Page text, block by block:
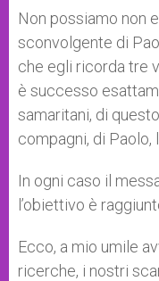
Non possiamo non
sconvolgente di
che egli ricorda tre
è successo
samaritani, di
compagni, di Paolo,
In ogni caso il
l’obiettivo è
Ecco, a mio umile
ricerche, i nostri